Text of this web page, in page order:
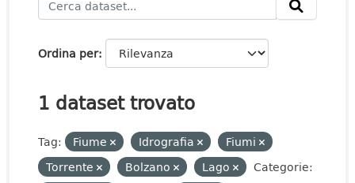
Ordina per
1 dataset trovato
Tag: Fiume Idrografia
Fiumi
Torrente
Bolzano Lago
Categorie: